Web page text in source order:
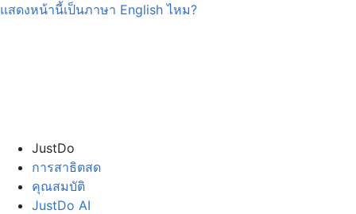
แสดงหน้านี้เป็นภาษา Englishไหม?
JustDo
การสาธิตสด
คุณสมบัติ
JustDo AI